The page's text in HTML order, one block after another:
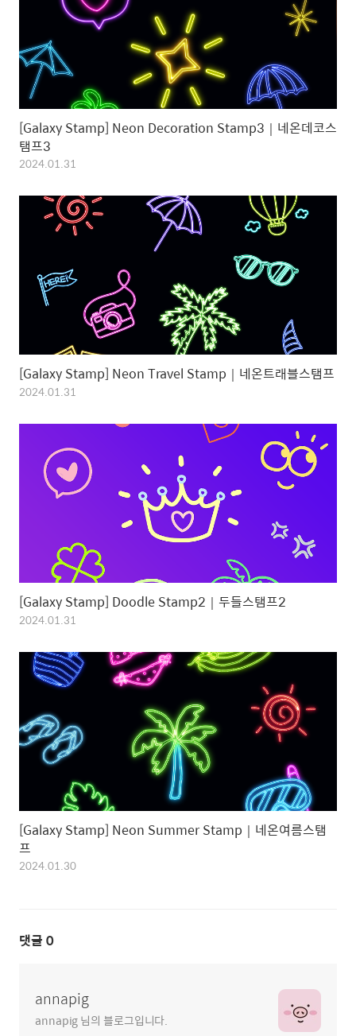
[Galaxy Stamp] Neon Decoration Stamp3｜네온데코스
탬프3
2024.01.31
[Galaxy Stamp] Neon Travel Stamp｜네온트래블스탬프
2024.01.31
[Galaxy Stamp] Doodle Stamp2｜두들스탬프2
2024.01.31
[Galaxy Stamp] Neon Summer Stamp｜네온여름스탬
프
2024.01.30
댓글 0
annapig
annapig 님의 블로그입니다.